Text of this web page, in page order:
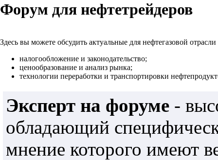
Форум для нефтетрейдеров
Здесь вы можете обсудить актуальные для нефтегазовой
налогообложение и законодательство;
ценообразование и анализ рынка;
технологии переработки и транспортировки
Эксперт на форуме -
обладающий
мнение которого имеют